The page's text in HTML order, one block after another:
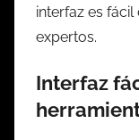
interfaz es
expertos.
Interfaz